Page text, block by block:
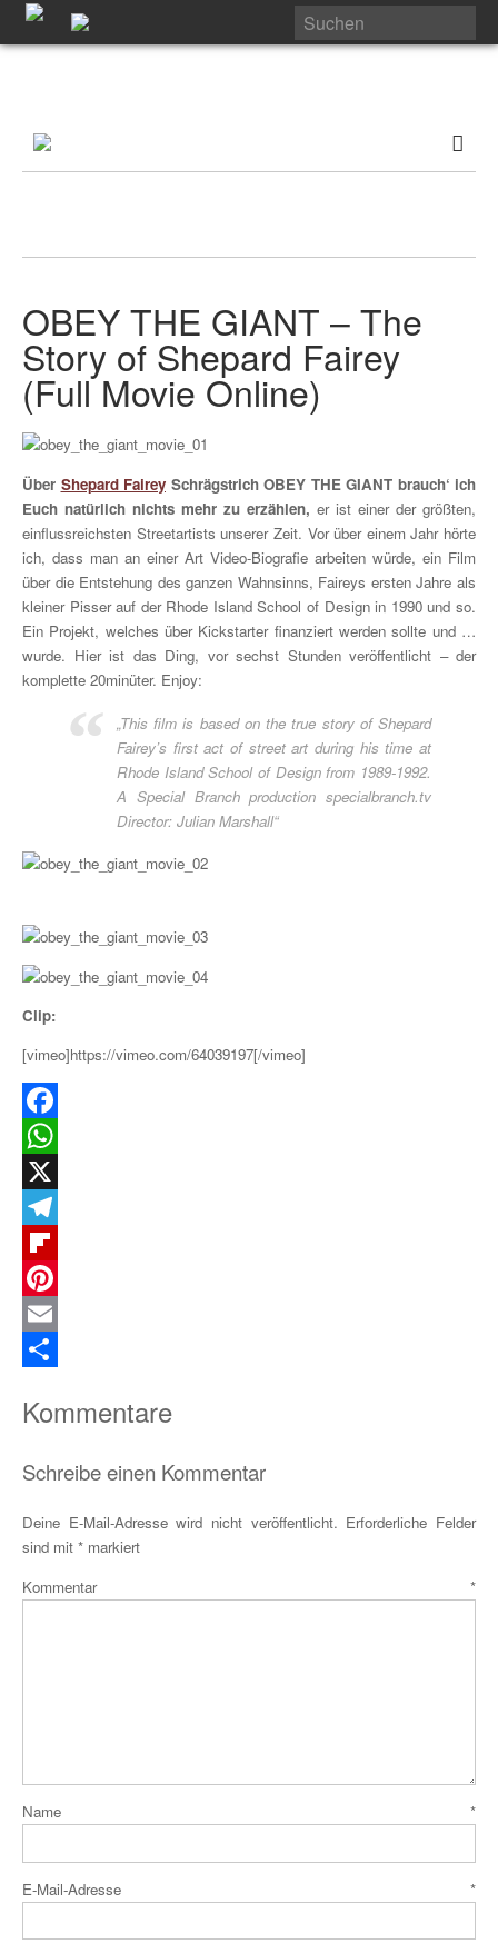
OBEY THE GIANT – The
Story of Shepard Fairey
(Full Movie Online)
Über Shepard Fairey Schrägstrich OBEY THE GIANT brauch‘ ich
Euch natürlich nichts mehr zu erzählen, er ist einer der größten,
einflussreichsten Streetartists unserer Zeit. Vor über einem Jahr hörte
ich, dass man an einer Art Video-Biografie arbeiten würde, ein Film
über die Entstehung des ganzen Wahnsinns, Faireys ersten Jahre als
kleiner Pisser auf der Rhode Island School of Design in 1990 und so.
Ein Projekt, welches über Kickstarter finanziert werden sollte und …
wurde. Hier ist das Ding, vor sechst Stunden veröffentlicht – der
komplette 20minüter. Enjoy:
„This film is based on the true story of Shepard
Fairey’s first act of street art during his time at
Rhode Island School of Design from 1989-1992.
A Special Branch production specialbranch.tv
Director: Julian Marshall“
Clip:
[vimeo]https://vimeo.com/64039197[/vimeo]
Facebook
WhatsApp
X
Telegram
Flipboard
Pinterest
Email
Kommentare
Schreibe einen Kommentar
Deine E-Mail-Adresse wird nicht veröffentlicht. Erforderliche Felder
sind mit * markiert
Kommentar *
Name *
E-Mail-Adresse *